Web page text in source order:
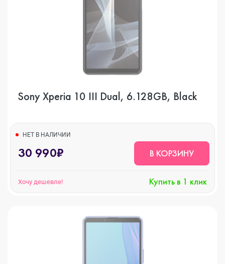
Sony Xperia 10 III Dual, 6.128GB, Black
НЕТ В НАЛИЧИИ
30 990₽ В КОРЗИНУ
Хочу дешевле! Купить в 1 клик